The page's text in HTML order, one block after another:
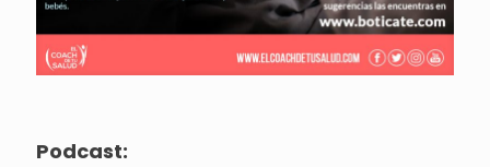
Podcast: